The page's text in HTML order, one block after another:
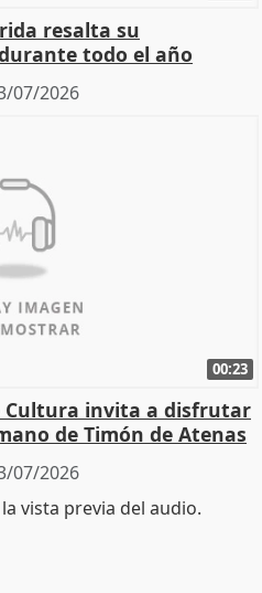
resalta su
todo el año
07/2026
00:23
Cultura invita a disfrutar
de Timón de Atenas
07/2026